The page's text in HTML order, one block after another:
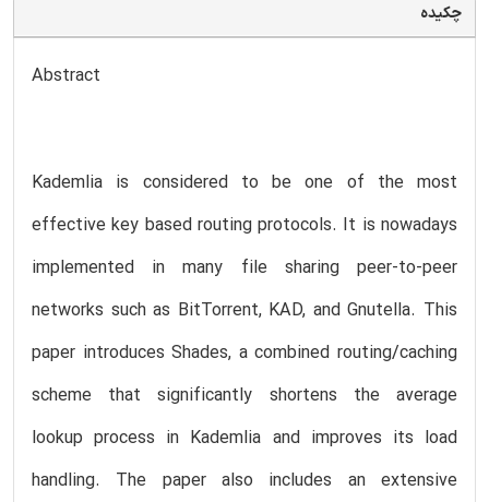
چکیده
Abstract
Kademlia is considered to be one of the most
effective key based routing protocols. It is nowadays
implemented in many file sharing peer-to-peer
networks such as BitTorrent, KAD, and Gnutella. This
paper introduces Shades, a combined routing/caching
scheme that significantly shortens the average
lookup process in Kademlia and improves its load
handling. The paper also includes an extensive